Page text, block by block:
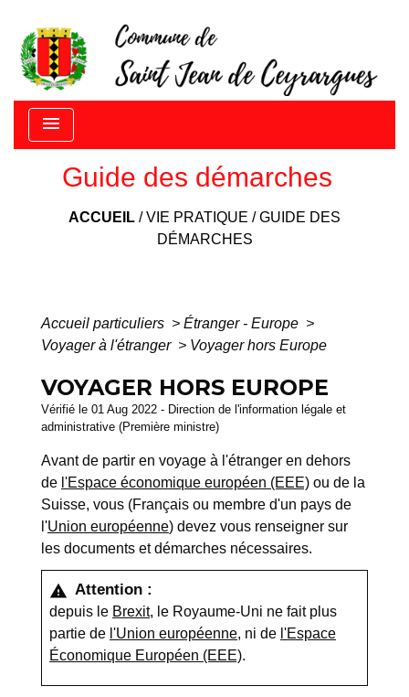
menu
Guide des démarches
ACCUEIL /VIE PRATIQUE /GUIDE DES
DÉMARCHES
Accueil particuliers > Étranger - Europe >
Voyager à l'étranger > Voyager hors Europe
VOYAGER HORS EUROPE
Vérifié le 01 Aug 2022 - Direction de l'information légale et
administrative (Première ministre)
Avant de partir en voyage à l'étranger en dehors
de l'Espace économique européen (EEE) ou de la
Suisse, vous (Français ou membre d'un pays de
l'Union européenne) devez vous renseigner sur
les documents et démarches nécessaires.
warning Attention :
depuis le Brexit, le Royaume-Uni ne fait plus
partie de l'Union européenne, ni de l'Espace
Économique Européen (EEE).